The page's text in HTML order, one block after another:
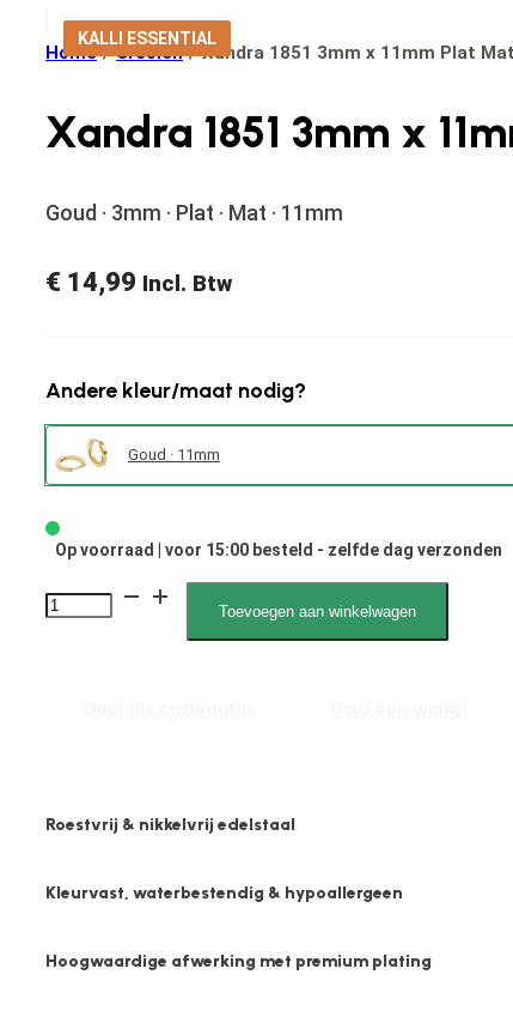
KALLI ESSENTIAL
Home / Creolen / Xandra 1851 3mm x 11mm Plat Mat
Xandra 1851 3mm x
Goud · 3mm · Plat · Mat · 11mm
€ 14,99 Incl. Btw
Andere kleur/maat nodig?
Goud · 11mm
Op voorraad | voor 15:00 besteld - zelfde dag verzonden
Xandra
aantal
Toevoegen aan winkelwagen
Roestvrij & nikkelvrij edelstaal
Kleurvast, waterbestendig & hypoallergeen
Hoogwaardige afwerking met premium plating